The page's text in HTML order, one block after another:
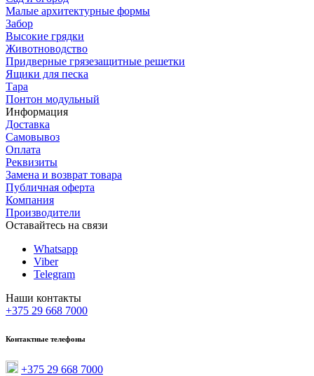
Малые архитектурные формы
Забор
Высокие грядки
Животноводство
Придверные грязезащитные решетки
Ящики для песка
Тара
Понтон модульный
Информация
Доставка
Самовывоз
Оплата
Реквизиты
Замена и возврат товара
Публичная оферта
Компания
Производители
Оставайтесь на связи
Whatsapp
Viber
Telegram
Наши контакты
+375 29 668 7000
Контактные телефоны
+375 29 668 7000